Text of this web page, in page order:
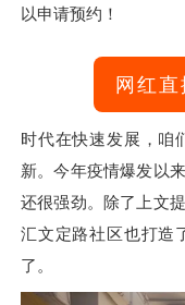
以申请预约！
网红直
时代在快速发展，咱
新。今年疫情爆发以
还很强劲。除了上文
汇文定路社区也打造
了。